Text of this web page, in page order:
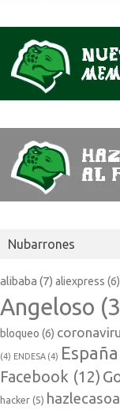
Nubarrones
alibaba (7) aliexpress (6)
Angeloso
bloqueo (6)
(4) ENDESA (4) España
Facebook (12)
hacker (5)